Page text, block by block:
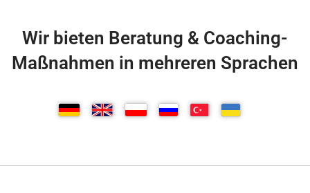
Wir bieten Beratung & Coaching-
Maßnahmen in mehreren Sprachen